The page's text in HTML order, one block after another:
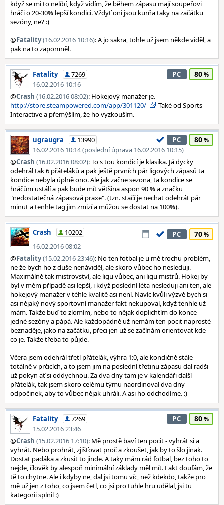
když se mi to nelíbí, když vidím, že během zápasu mají soupeřovi
hráči o 20-30% lepší kondici. Vždyť oni jsou kurňa taky na začátku
sezóny, ne? :)
@Fatality(16.02.2016 10:16): A jo sakra, tohle už jsem někde viděl, a
pak na to zapomněl.
Fatality
7269
16.02.2016 10:16
PC 80
@Crash (16.02.2016 08:02): Hokejový manažer je.
http://store.steampowered.com/app/301120/
Také od Sports
Interactive a přemýšlím, že ho vyzkouším.
ugraugra
13990
16.02.2016 10:14 (poslední úprava 16.02.2016 10:15)
PC 80
@Crash (16.02.2016 08:02): To s tou kondicí je klasika. Já dycky
odehrál tak 6 přáteláků a pak ještě prvních pár ligových zápasů ta
kondice nebyla úplně ono. Ale jak začne sezona, ta kondice se
hráčům ustálí a pak bude mít většina aspon 90 % a značku
"nedostatečná zápasová praxe". (tzn. stačí je nechat odehrát pár
minut a tenhle tag jim zmizí a můžou se dostat na 100%).
Crash
10202
16.02.2016 08:02
PC 70
@Fatality(15.02.2016 23:46): No ten fotbal je u mě trochu problém,
ne že bych ho z duše nenáviděl, ale skoro vůbec ho nesleduji.
Maximálně tak mistrovství, ale ligu vůbec, ani ligu mistrů. Hokej by
byl v mém případě asi lepší, i když poslední léta nesleduji ani ten, ale
hokejový manažer v téhle kvalitě asi není. Navíc kvůli výzvě bych si
asi nějaký nový sportovní manažer fakt nekupoval, když tenhle už
mám. Takže buď to zlomím, nebo to nějak doplichtím do konce
jedné sezóny a pápá. Ale každopádně už nemám ten pocit naprosté
beznaděje, jako na začátku, přeci jen už se začínám orientovat kde
co je. Takže třeba to půjde.
Včera jsem odehrál třetí přátelák, výhra 1:0, ale kondičně stále
totálně v prčicích, a to jsem jim na poslední třetinu zápasu dal radši
už pokyn ať si oddychnou. Za dva dny tam je v kalendáři další
přátelák, tak jsem skoro celému týmu naordinoval dva dny
odpočinek, aby to vůbec nějak uhráli. A asi ho odchodíme. :)
Fatality
7269
15.02.2016 23:46
PC 80
@Crash (15.02.2016 17:10): Mě prostě baví ten pocit - vyhrát si a
vyhrát. Nebo prohrát, zjišťovat proč a zkoušet, jak by to šlo jinak.
Dostat padáka a zkusit to jinde. A taky mám rád fotbal, bez toho to
nejde, člověk by alespoň minimální základy měl mít. Fakt doufám, že
tě to chytne. Ale i kdyby ne, dal jsi tomu víc, než kdekdo, takže pro
mě už jen z toho, co jsem četl, co jsi pro tuhle hru udělal, jsi tu
kategorii splnil :)